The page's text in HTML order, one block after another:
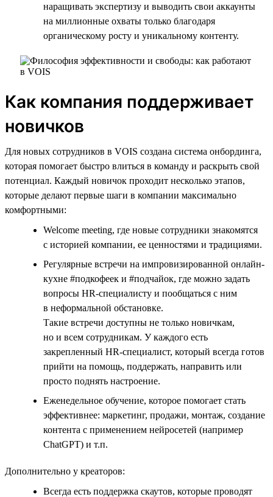
наращивать экспертизу и выводить свои аккаунты
на миллионные охваты только благодаря
органическому росту и уникальному контенту.
Как компания поддерживает
новичков
Для новых сотрудников в VOIS создана система онбординга,
которая помогает быстро влиться в команду и раскрыть свой
потенциал. Каждый новичок проходит несколько этапов,
которые делают первые шаги в компании максимально
комфортными:
Welcome meeting, где новые сотрудники знакомятся
с историей компании, ее ценностями и традициями.
Регулярные встречи на импровизированной онлайн-
кухне #подкофеек и #подчайок, где можно задать
вопросы HR-специалисту и пообщаться с ним
в неформальной обстановке.
Такие встречи доступны не только новичкам,
но и всем сотрудникам. У каждого есть
закрепленный HR-специалист, который всегда готов
прийти на помощь, поддержать, направить или
просто поднять настроение.
Еженедельное обучение, которое помогает стать
эффективнее: маркетинг, продажи, монтаж, создание
контента с применением нейросетей (например
ChatGPT) и т.п.
Дополнительно у креаторов:
Всегда есть поддержка скаутов, которые проводят